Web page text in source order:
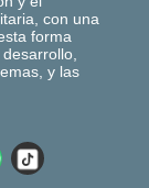
con una
forma
y las